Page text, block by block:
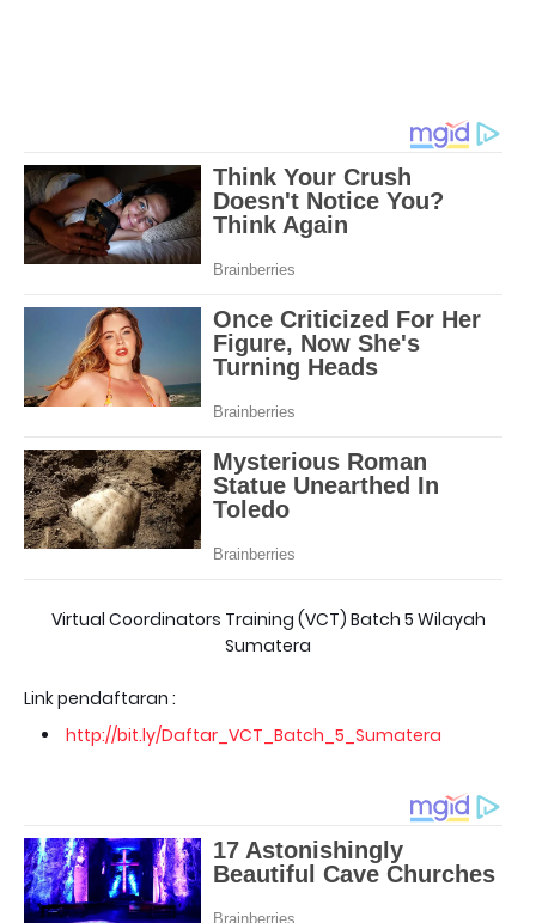
Virtual Coordinators Training (VCT) Batch 5 Wilayah
Sumatera
Link pendaftaran :
http://bit.ly/Daftar_VCT_Batch_5_Sumatera